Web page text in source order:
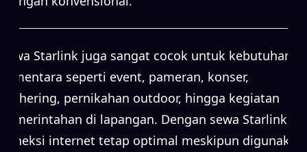
Sewa Starlink juga sangat cocok untuk kebutuhan
sementara seperti event, pameran, konser,
gathering, pernikahan outdoor, hingga kegiatan
pemerintahan di lapangan. Dengan sewa Starlink,
koneksi internet tetap optimal meskipun digunakan